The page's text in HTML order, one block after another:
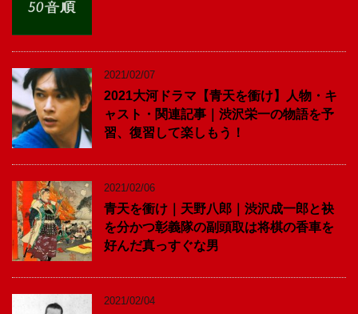
2021/02/07
2021大河ドラマ【青天を衝け】人物・キ
ャスト・関連記事｜渋沢栄一の物語を予
習、復習して楽しもう！
2021/02/06
青天を衝け｜天野八郎｜渋沢成一郎と袂
を分かつ彰義隊の副頭取は将棋の香車を
好んだ真っすぐな男
2021/02/04